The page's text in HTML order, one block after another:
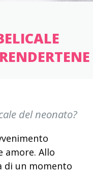
del neonato?
amore. Allo
di un momento